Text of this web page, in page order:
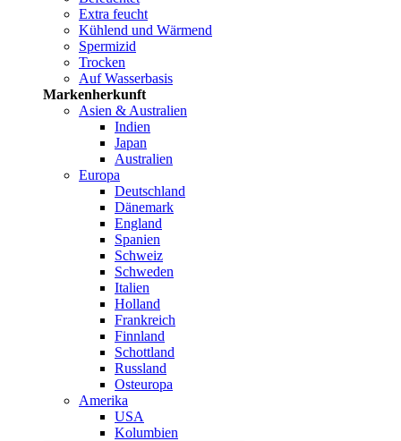
Extra feucht
Kühlend und Wärmend
Spermizid
Trocken
Auf Wasserbasis
Markenherkunft
Asien & Australien
Indien
Japan
Australien
Europa
Deutschland
Dänemark
England
Spanien
Schweiz
Schweden
Italien
Holland
Frankreich
Finnland
Schottland
Russland
Osteuropa
Amerika
USA
Kolumbien